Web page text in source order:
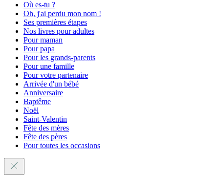
Où es-tu ?
Oh, j'ai perdu mon nom !
Ses premières étapes
Nos livres pour adultes
Pour maman
Pour papa
Pour les grands-parents
Pour une famille
Pour votre partenaire
Arrivée d'un bébé
Anniversaire
Baptême
Noël
Saint-Valentin
Fête des mères
Fête des pères
Pour toutes les occasions